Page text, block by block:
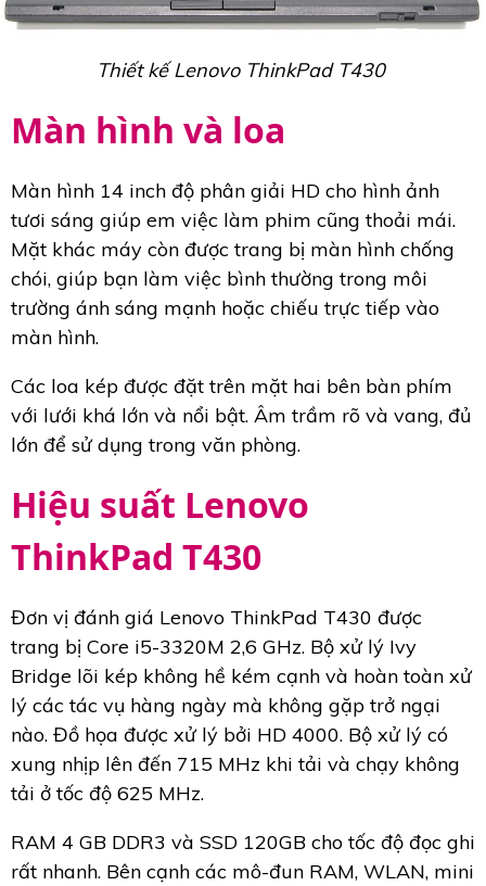
Thiết kế Lenovo ThinkPad T430
Màn hình và loa
Màn hình 14 inch độ phân giải HD cho hình ảnh
tươi sáng giúp em việc làm phim cũng thoải mái.
Mặt khác máy còn được trang bị màn hình chống
chói, giúp bạn làm việc bình thường trong môi
trường ánh sáng mạnh hoặc chiếu trực tiếp vào
màn hình.
Các loa kép được đặt trên mặt hai bên bàn phím
với lưới khá lớn và nổi bật. Âm trầm rõ và vang, đủ
lớn để sử dụng trong văn phòng.
Hiệu suất Lenovo
ThinkPad T430
Đơn vị đánh giá Lenovo ThinkPad T430 được
trang bị Core i5-3320M 2,6 GHz. Bộ xử lý Ivy
Bridge lõi kép không hề kém cạnh và hoàn toàn xử
lý các tác vụ hàng ngày mà không gặp trở ngại
nào. Đồ họa được xử lý bởi HD 4000. Bộ xử lý có
xung nhịp lên đến 715 MHz khi tải và chạy không
tải ở tốc độ 625 MHz.
RAM 4 GB DDR3 và SSD 120GB cho tốc độ đọc ghi
rất nhanh. Bên cạnh các mô-đun RAM, WLAN, mini